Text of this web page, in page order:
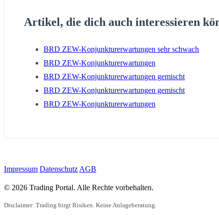
Artikel, die dich auch interessieren
BRD ZEW-Konjunkturerwartungen sehr schwach
BRD ZEW-Konjunkturerwartungen
BRD ZEW-Konjunkturerwartungen gemischt
BRD ZEW-Konjunkturerwartungen gemischt
BRD ZEW-Konjunkturerwartungen
Impressum Datenschutz AGB
© 2026 Trading Portal. Alle Rechte vorbehalten.
Disclaimer: Trading birgt Risiken. Keine Anlageberatung.